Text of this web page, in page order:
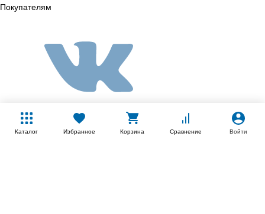
Каталог Избранное Корзина Сравнение Войти
Покупателям